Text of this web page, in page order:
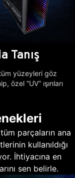
Tanış
yüzeyleri göz
özel “UV” ışınları
parçaların ana
kullanıldığı
İhtiyacına en
sen belirle.